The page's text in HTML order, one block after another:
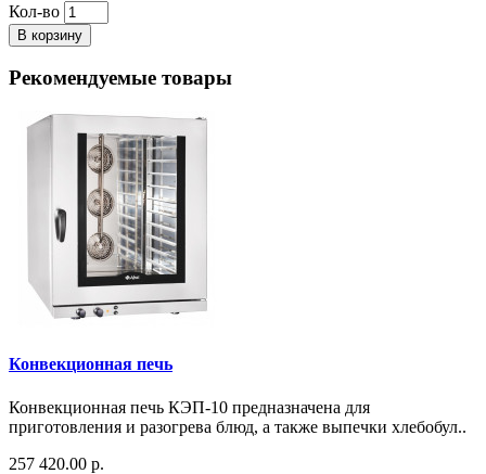
Кол-во
В корзину
Рекомендуемые товары
Конвекционная печь
Конвекционная печь КЭП-10 предназначена для
приготовления и разогрева блюд, а также выпечки хлебобул..
257 420.00 р.